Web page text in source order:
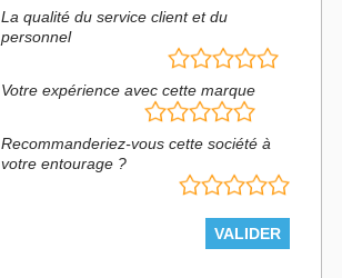
La qualité du service client et du
personnel
Votre expérience avec cette marque
Recommanderiez-vous cette société à
votre entourage ?